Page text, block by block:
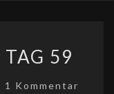
59
Kommentare
1 Kommentar